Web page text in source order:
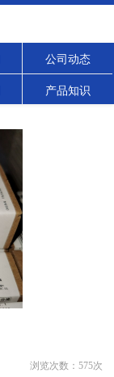
公司动态
产品知识
浏览次数： 575次